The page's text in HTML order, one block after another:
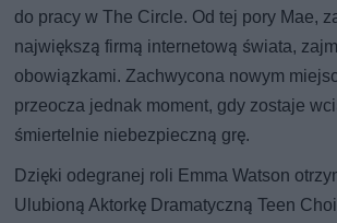
do pracy w The Circle. Od tej pory Mae,
największą firmą internetową świata,
obowiązkami. Zachwycona nowym
przeocza jednak moment, gdy zostaje
śmiertelnie niebezpieczną grę.
Dzięki odegranej roli Emma Watson
Ulubioną Aktorkę Dramatyczną Teen